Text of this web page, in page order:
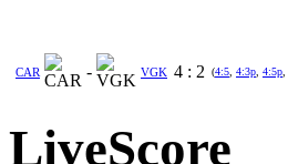
CAR - VGK 4 : 2 (4:5, 4:3p, 4:5p,
LiveScore